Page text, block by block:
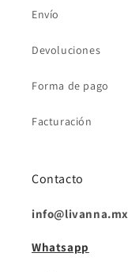
Envío
Devoluciones
Forma de pago
Facturación
Contacto
info@livanna.mx
Whatsapp